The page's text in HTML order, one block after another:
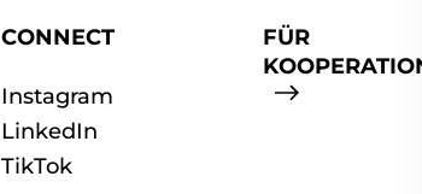
CONNECT
Instagram
LinkedIn
TikTok
FÜR